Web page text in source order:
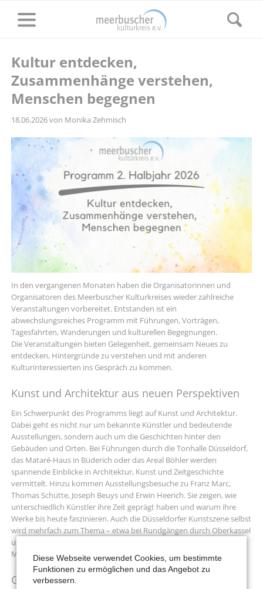
Kultur entdecken,
Zusammenhänge verstehen,
Menschen begegnen
18.06.2026von Monika Zehmisch
In den vergangenen Monaten haben die Organisatorinnen und
Organisatoren des Meerbuscher Kulturkreises wieder zahlreiche
Veranstaltungen vorbereitet. Entstanden ist ein
abwechslungsreiches Programm mit Führungen, Vorträgen,
Tagesfahrten, Wanderungen und kulturellen Begegnungen.
Die Veranstaltungen bieten Gelegenheit, gemeinsam Neues zu
entdecken, Hintergründe zu verstehen und mit anderen
Kulturinteressierten ins Gespräch zu kommen.
Kunst und Architektur aus neuen Perspektiven
Ein Schwerpunkt des Programms liegt auf Kunst und Architektur.
Dabei geht es nicht nur um bekannte Künstler und bedeutende
Ausstellungen, sondern auch um die Geschichten hinter den
Gebäuden und Orten. Bei Führungen durch die Tonhalle Düsseldorf,
das Mataré-Haus in Büderich oder das Areal Böhler werden
spannende Einblicke in Architektur, Kunst und Zeitgeschichte
vermittelt. Hinzu kommen Ausstellungsbesuche zu Franz Marc,
Thomas Schütte, Joseph Beuys und Erwin Heerich. Sie zeigen, wie
unterschiedlich Künstler ihre Zeit geprägt haben und warum ihre
Werke bis heute faszinieren. Auch die Düsseldorfer Kunstszene selbst
wird mehrfach zum Thema – etwa bei Rundgängen durch Oberkassel
und Flingern oder auf den Spuren der berühmten Düsseldorfer
Malerschule.
Geschichte, die bis heute nachwirkt
Diese Webseite verwendet Cookies, um bestimmte
Funktionen zu ermöglichen und das Angebot zu
verbessern.